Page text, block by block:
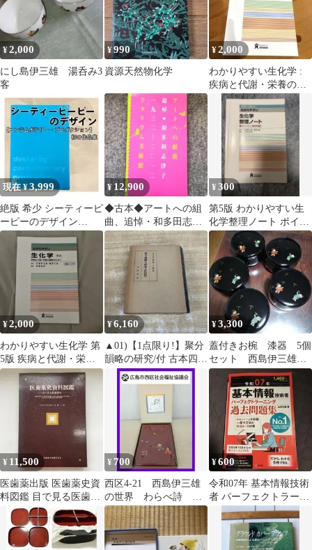
¥2,000
にし島伊三雄 湯呑み3
客
¥990
資源天然物化学
¥2,000
わかりやすい生化学 :
疾病と代謝・栄養の理
解のために 令和5年７
現在 ¥3,999
絶版 希少 シーティーピ
ーピーのデザイン
C.T.P.P. 信藤三雄
¥12,900
◆古本◆アートへの組
曲、追悼・和多田志津
子1932－2012ワタリウ
ム◆勝井三雄
¥300
第5版 わかりやすい生
化学整理ノート ポイン
トと確認問題
¥2,000
わかりやすい生化学 第
5版 疾病と代謝・栄養
の理解のために
¥6,160
▲01)【1点限り!】聚分
韻略の研究/付 古本四種
影印・慶長版総索引/奥
村三雄/風間書房/昭和48
年発行/文学/A
¥3,300
蓋付きお椀 漆器 5個
セット 西島伊三雄
わらべ詩
¥ 11,500
医歯薬出版 医歯薬史資
料図鑑 目で見る医歯薬
史 谷津三雄 函付き
¥ 700
西区4-21 西島伊三雄
の世界 わらべ詩 野
遊び アドレス帳
¥600
令和07年 基本情報技術
者 パーフェクトラーニ
ング過去問題集